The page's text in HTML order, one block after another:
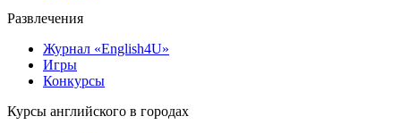
Развлечения
Журнал «English4U»
Игры
Конкурсы
Курсы английского в городах